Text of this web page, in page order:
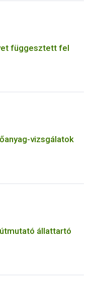
függesztett fel
vizsgálatok
állattartó